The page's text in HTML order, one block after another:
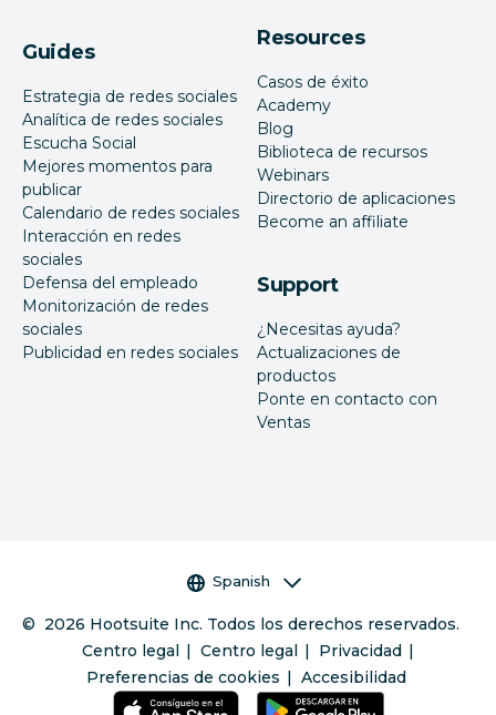
Guides
Estrategia de redes sociales
Analítica de redes sociales
Escucha Social
Mejores momentos para
publicar
Calendario de redes sociales
Interacción en redes
sociales
Defensa del empleado
Monitorización de redes
sociales
Publicidad en redes sociales
Resources
Casos de éxito
Academy
Blog
Biblioteca de recursos
Webinars
Directorio de aplicaciones
Become an affiliate
Support
¿Necesitas ayuda?
Actualizaciones de
productos
Ponte en contacto con
Ventas
Selector de idioma
Spanish
© 2026 Hootsuite Inc. Todos los derechos reservados.
Centro legal
Centro legal
Privacidad
Preferencias de cookies
Accesibilidad